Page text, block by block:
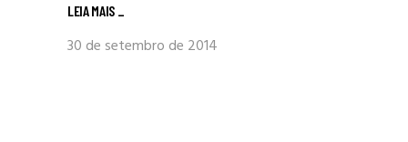
LEIA MAIS _
30 de setembro de 2014